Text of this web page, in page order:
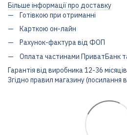
Більше інформації про доставку
Готівкою при отриманні
Карткою он-лайн
Рахунок-фактура від ФОП
Оплата частинами ПриватБанк
Гарантія від виробника 12-36
Згідно правил магазину (посилання